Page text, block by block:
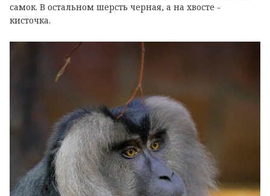
самок. В остальном шерсть черная, а на хвосте -
кисточка.